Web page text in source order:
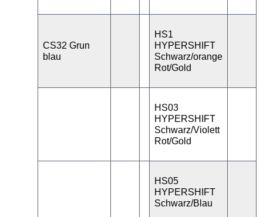
CS32 Grun
blau
HS1
HYPERSHIFT
Schwarz/orange
Rot/Gold
HS03
HYPERSHIFT
Schwarz/Violett
Rot/Gold
HS05
HYPERSHIFT
Schwarz/Blau